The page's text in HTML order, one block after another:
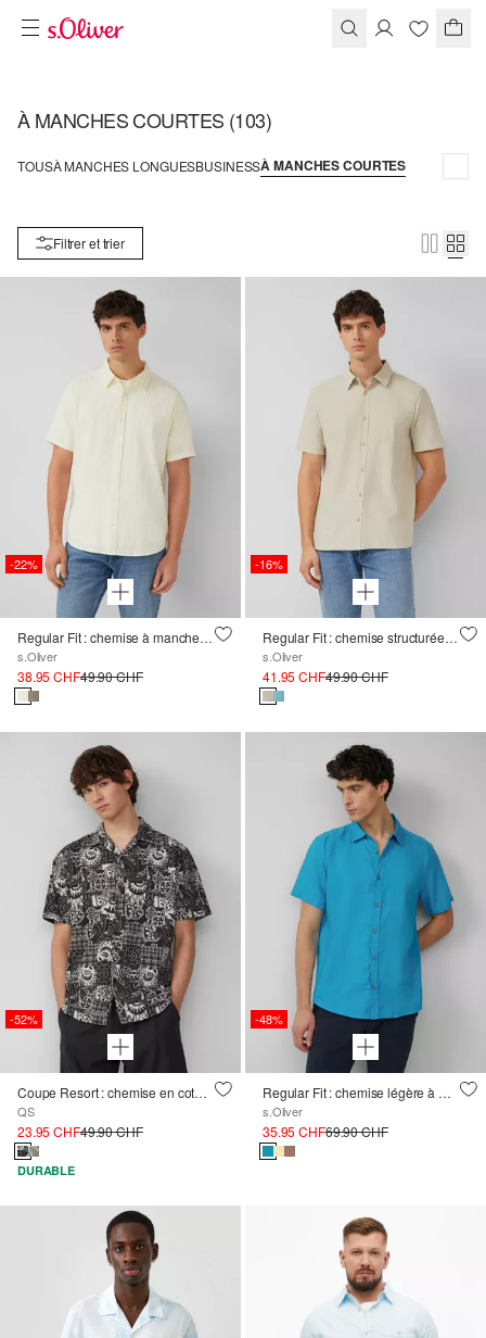
À MANCHES COURTES (103)
TOUSÀ MANCHES LONGUESBUSINESSÀ MANCHES COURTES
Filtrer et trier
-22%
Regular Fit : chemise à manches courtes avec rayures structurées
s.Oliver
38.95 CHF49.90 CHF
-16%
Regular Fit : chemise structurée à manches courtes en coton
s.Oliver
41.95 CHF49.90 CHF
-52%
Coupe Resort : chemise en coton avec impression sur toute la surface
QS
23.95 CHF49.90 CHF
DURABLE
-48%
Regular Fit : chemise légère à manches courtes 100% lin
s.Oliver
35.95 CHF69.90 CHF